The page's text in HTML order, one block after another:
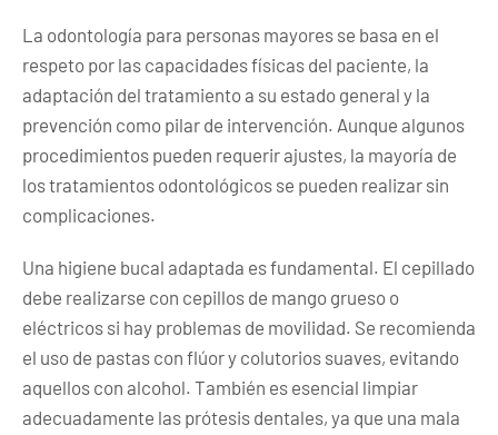
La odontología para personas mayores se basa en el
respeto por las capacidades físicas del paciente, la
adaptación del tratamiento a su estado general y la
prevención como pilar de intervención. Aunque algunos
procedimientos pueden requerir ajustes, la mayoría de
los tratamientos odontológicos se pueden realizar sin
complicaciones.
Una higiene bucal adaptada es fundamental. El cepillado
debe realizarse con cepillos de mango grueso o
eléctricos si hay problemas de movilidad. Se recomienda
el uso de pastas con flúor y colutorios suaves, evitando
aquellos con alcohol. También es esencial limpiar
adecuadamente las prótesis dentales, ya que una mala